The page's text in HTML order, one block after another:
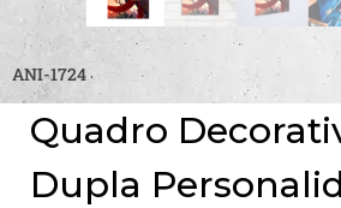
ANI-1724
Quadro
Dupla